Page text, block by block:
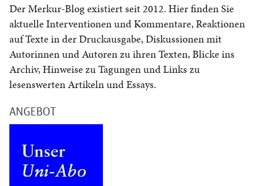
Der Merkur-Blog existiert seit 2012. Hier finden Sie
aktuelle Interventionen und Kommentare, Reaktionen
auf Texte in der Druckausgabe, Diskussionen mit
Autorinnen und Autoren zu ihren Texten, Blicke ins
Archiv, Hinweise zu Tagungen und Links zu
lesenswerten Artikeln und Essays.
ANGEBOT